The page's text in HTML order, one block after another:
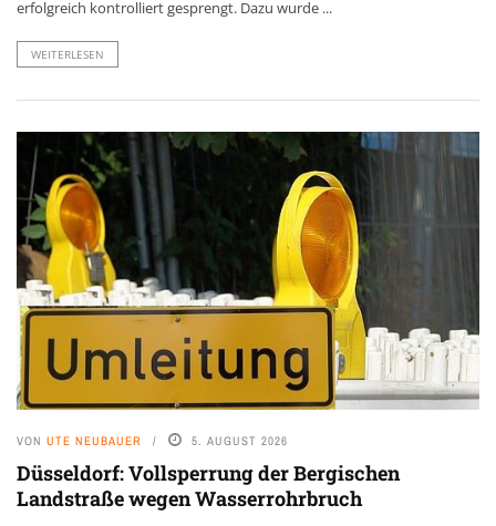
erfolgreich kontrolliert gesprengt. Dazu wurde ...
WEITERLESEN
VON UTE NEUBAUER 5. AUGUST 2026
Düsseldorf: Vollsperrung der Bergischen
Landstraße wegen Wasserrohrbruch